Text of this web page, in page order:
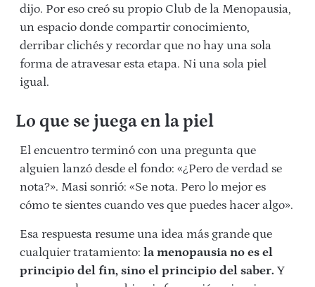
dijo. Por eso creó su propio Club de la Menopausia,
un espacio donde compartir conocimiento,
derribar clichés y recordar que no hay una sola
forma de atravesar esta etapa. Ni una sola piel
igual.
Lo que se juega en la piel
El encuentro terminó con una pregunta que
alguien lanzó desde el fondo: «¿Pero de verdad se
nota?». Masi sonrió: «Se nota. Pero lo mejor es
cómo te sientes cuando ves que puedes hacer algo».
Esa respuesta resume una idea más grande que
cualquier tratamiento: la menopausia no es el
principio del fin, sino el principio del saber. Y